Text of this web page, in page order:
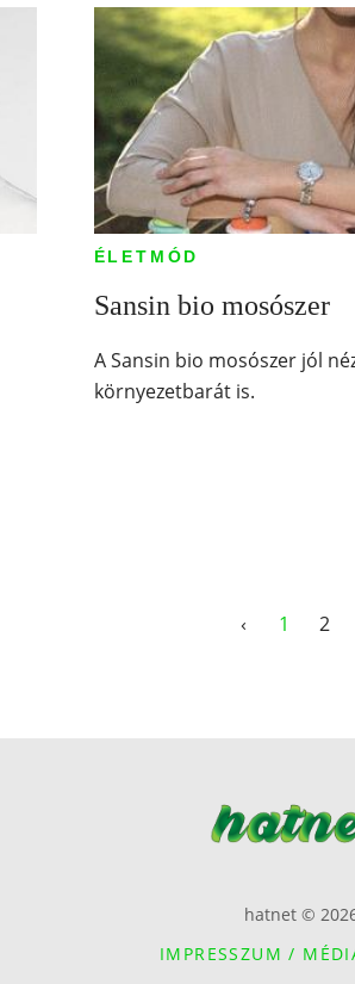
ÉLETMÓD
Sansin bio mosószer
A Sansin bio mosószer jól
környezetbarát is.
‹ 1 2
hatnet ©
IMPRESSZUM /